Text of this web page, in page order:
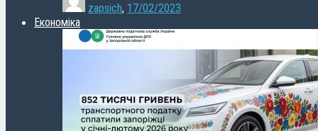
zapsich, 17/02/2023
Економіка